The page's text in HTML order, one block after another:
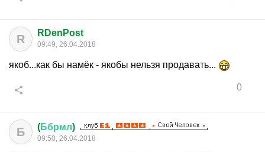
R RDenPost
09:49, 26.04.2018
якоб...как бы намёк - якобы нельзя продавать...
0
Б (Ббрмл)
09:50, 26.04.2018